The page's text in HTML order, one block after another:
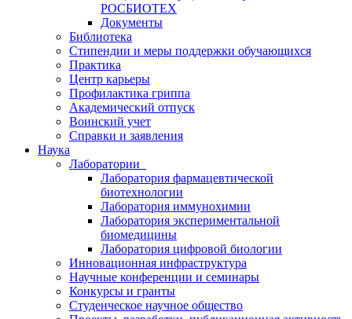
РОСБИОТЕХ
Документы
Библиотека
Стипендии и меры поддержки обучающихся
Практика
Центр карьеры
Профилактика гриппа
Академический отпуск
Воинский учет
Справки и заявления
Наука
Лаборатории
Лаборатория фармацевтической
биотехнологии
Лаборатория иммунохимии
Лаборатория экспериментальной
биомедицины
Лаборатория цифровой биологии
Инновационная инфраструктура
Научные конференции и семинары
Конкурсы и гранты
Студенческое научное общество